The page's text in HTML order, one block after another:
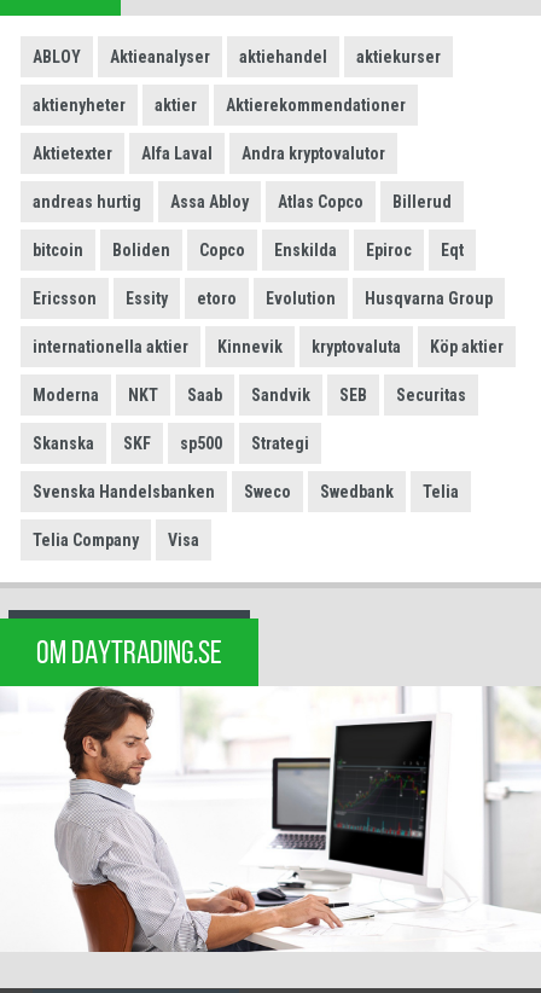
ABLOY Aktieanalyser aktiehandel aktiekurser
aktienyheter aktier Aktierekommendationer
Aktietexter Alfa Laval Andra kryptovalutor
andreas hurtig Assa Abloy Atlas Copco Billerud
bitcoin Boliden Copco Enskilda Epiroc Eqt
Ericsson Essity etoro Evolution Husqvarna Group
internationella aktier Kinnevik kryptovaluta Köp aktier
Moderna NKT Saab Sandvik SEB Securitas
Skanska SKF sp500 Strategi
Svenska Handelsbanken Sweco Swedbank Telia
Telia Company Visa
OM DAYTRADING.SE